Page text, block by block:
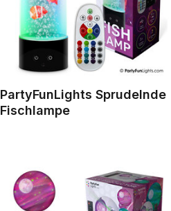
PartyFunLights Sprudelnde
Fischlampe